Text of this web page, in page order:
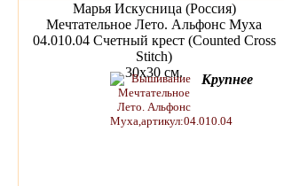
Марья Искусница (Россия)
Мечтательное Лето. Альфонс Муха
04.010.04 Счетный крест (Counted Cross
Stitch)
30x30 см.
Крупнее